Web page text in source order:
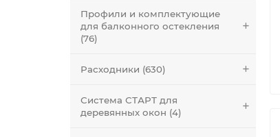
Профили и комплектующие
для балконного остекления
(76)
Расходники (630)
Система СТАРТ для
деревянных окон (4)